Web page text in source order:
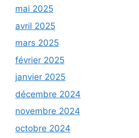
mai 2025
avril 2025
mars 2025
février 2025
janvier 2025
décembre 2024
novembre 2024
octobre 2024